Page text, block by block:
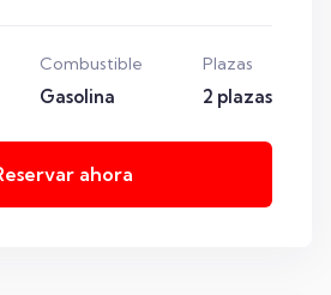
Combustible
Gasolina
Plazas
2 plazas
ahora